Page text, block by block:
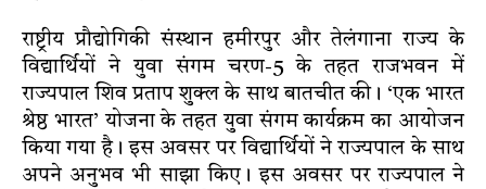
राष्ट्रीय प्रौद्योगिकी संस्थान हमीरपुर और तेलंगाना राज्य के
विद्यार्थियों ने युवा संगम चरण-5 के तहत राजभवन में
राज्यपाल शिव प्रताप शुक्ल के साथ बातचीत की। ‘एक भारत
श्रेष्ठ भारत’ योजना के तहत युवा संगम कार्यक्रम का आयोजन
किया गया है। इस अवसर पर विद्यार्थियों ने राज्यपाल के साथ
अपने अनुभव भी साझा किए। इस अवसर पर राज्यपाल ने